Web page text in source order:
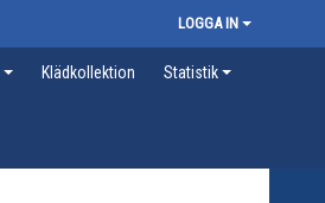
LOGGA IN
Klädkollektion Statistik